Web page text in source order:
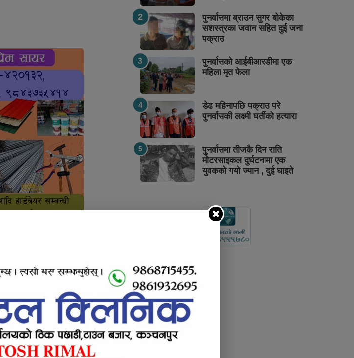
बिहानै देखि पुनर्वास
कुरेर बसेका थिए ।
विश्वास समेत लिएको
पुनर्वासमा ब्राउन सुगर बोकेका
सशस्त्रका जवान सहित दुई जना
पक्राउ
पुनर्वासको आईबीआरडीमा एक
महिला मृत फेला
डेढ महिनापछि पक्राउ परे
पुनर्वासकी लक्ष्मी घर्तीको हत्यारा
पुनर्वासमा तीजकै दिन राति
मोटरसाइकल दुर्घटनामा एक
युवकको गयो ज्यान , दुई घाइते